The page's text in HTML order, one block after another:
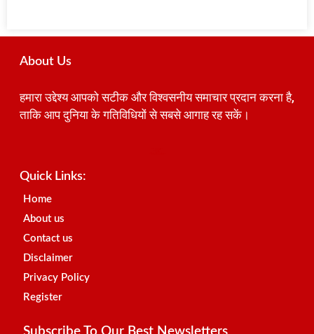
About Us
हमारा उद्देश्य आपको सटीक और विश्वसनीय समाचार प्रदान करना है,
ताकि आप दुनिया के गतिविधियों से सबसे आगाह रह सकें।
Quick Links:
Home
About us
Contact us
Disclaimer
Privacy Policy
Register